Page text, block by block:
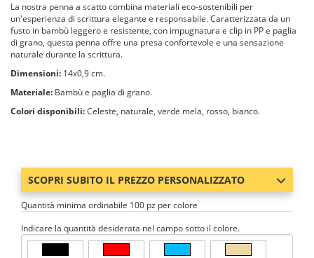
La nostra penna a scatto combina materiali eco-sostenibili per
un'esperienza di scrittura elegante e responsabile. Caratterizzata da un
fusto in bambù leggero e resistente, con impugnatura e clip in PP e paglia
di grano, questa penna offre una presa confortevole e una sensazione
naturale durante la scrittura.
Dimensioni: 14x0,9 cm.
Materiale: Bambù e paglia di grano.
Colori disponibili:Celeste, naturale, verde mela, rosso, bianco.
SCOPRI SUBITO IL PREZZO PERSONALIZZATO
Quantità minima ordinabile 100 pz per colore
Indicare la quantità desiderata nel campo sotto il colore.